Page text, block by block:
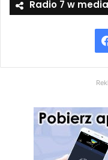
Radio 7 w